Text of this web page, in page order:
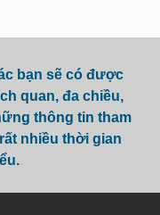
bạn sẽ có được
quan, đa chiều,
thông tin tham
nhiều thời gian